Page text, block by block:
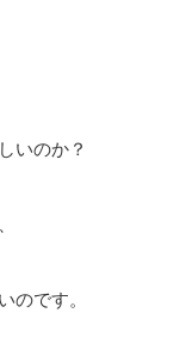
いのか？
のです。